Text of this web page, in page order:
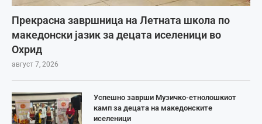
Прекрасна завршница на Летната школа по
македонски јазик за децата иселеници во
Охрид
август 7, 2026
Успешно заврши Музичко-етнолошкиот
камп за децата на македонските
иселеници